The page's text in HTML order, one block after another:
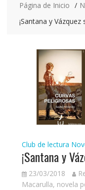
Página de Inicio
¡Santana y Vázquez
Club de lectura
¡Santana y
23/03/2018
Macarulla, novela